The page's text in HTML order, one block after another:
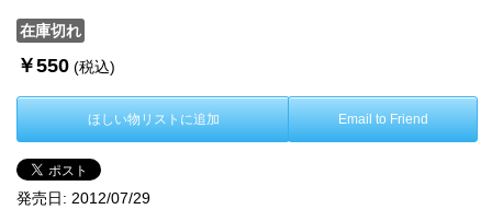
在庫切れ
￥550 (税込)
ほしい物リストに追加 Email to Friend
発売日: 2012/07/29